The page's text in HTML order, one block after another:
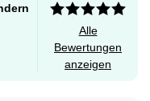
Alle
Bewertungen
anzeigen